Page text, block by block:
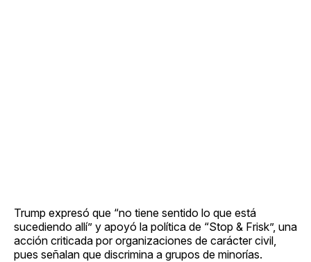
Trump expresó que “no tiene sentido lo que está
sucediendo allí” y apoyó la política de “Stop & Frisk”, una
acción criticada por organizaciones de carácter civil,
pues señalan que discrimina a grupos de minorías.